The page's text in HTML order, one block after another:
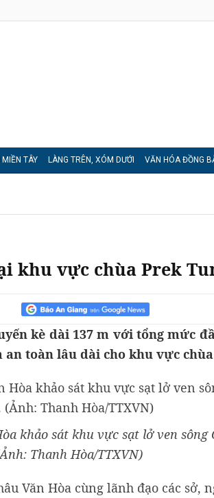
TÂY LÀNG TRÊN, XÓM DƯỚI VĂN HÓA ĐỒNG
khu vực chùa Prek
kè dài 137 m với tổng mức
toàn lâu dài cho khu vực
khảo sát khu vực sạt lở ven sông
Thanh Hòa/TTXVN)
Văn Hòa cùng lãnh đạo các sở,